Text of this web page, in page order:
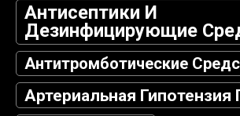
Антисептики И
Дезинфицирующие
Антитромботические
Артериальная Гипотензия